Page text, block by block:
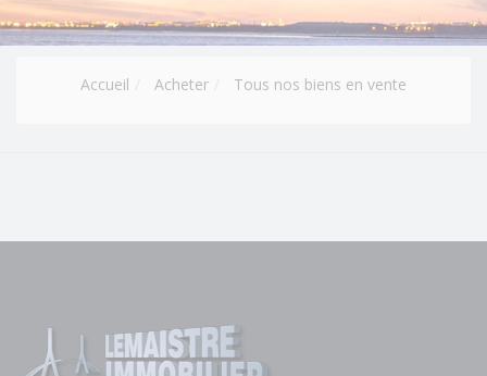
Accueil Acheter Tous nos biens en vente